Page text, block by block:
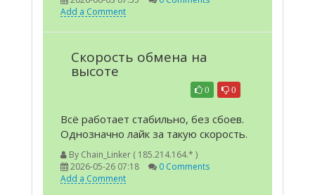
Add a Comment
Скорость обмена на
высоте
0
0
Всё работает стабильно, без сбоев.
Однозначно лайк за такую скорость.
By Chain_Linker ( 185.214.164.* )
2026-05-26 07:18
0 Comments
Add a Comment